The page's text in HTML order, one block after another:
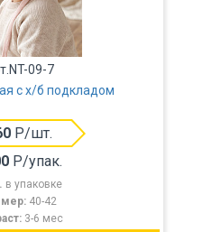
09-7
с х/б подкладом
Р/шт.
Р/упак.
в упаковке
40-42
3-6 мес